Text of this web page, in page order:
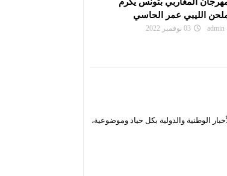
مهرجان قرطاج الدولي 2022 يعلن عن
عرض "درياسيات" إلى سنة ...
admin 09 أغسطس 2022
الوطنية والدولية بكل حياد وموضوعية،